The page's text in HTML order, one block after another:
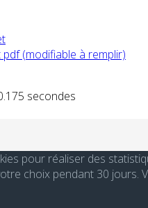
(modifiable à remplir)
secondes
pour réaliser des
choix pendant 30 jours.